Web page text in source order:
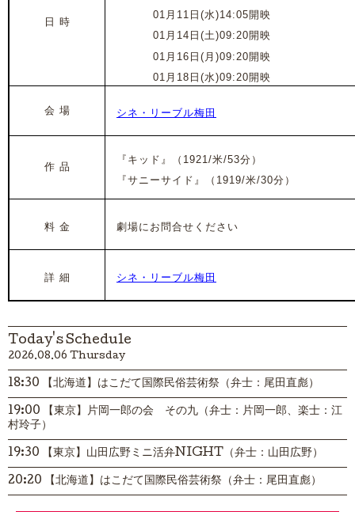
日 時
01月11日(水)14:05開映
01月14日(土)09:20開映
01月16日(月)09:20開映
01月18日(水)09:20開映
会 場 シネ・リーブル梅田
作 品
『キッド』（1921/米/53分）
『サニーサイド』
（1919/米/30分）
料 金 劇場にお問合せください
詳 細 シネ・リーブル梅田
Today's Schedule
2026.08.06 Thursday
18:30 【北海道】はこだて国際民俗芸術祭（弁士：尾田直彪）
19:00 【東京】片岡一郎の会 その九（弁士：片岡一郎、楽士：江
村玲子）
19:30 【東京】山田広野ミニ活弁NIGHT（弁士：山田広野）
20:20 【北海道】はこだて国際民俗芸術祭（弁士：尾田直彪）